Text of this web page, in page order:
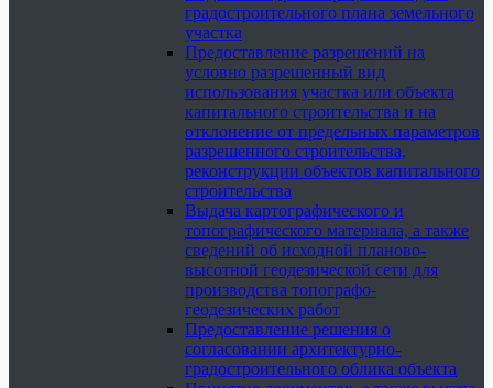
градостроительного плана земельного
участка
Предоставление разрешений на
условно разрешенный вид
использования участка или объекта
капитального строительства и на
отклонение от предельных параметров
разрешенного строительства,
реконструкции объектов капитального
строительства
Выдача картографического и
топографического материала, а также
сведений об исходной планово-
высотной геодезической сети для
производства топографо-
геодезических работ
Предоставление решения о
согласовании архитектурно-
градостроительного облика объекта